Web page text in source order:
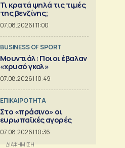
Τι κρατά ψηλά τις τιμές
της βενζίνης;
07.08.2026 | 11:00
BUSINESS OF SPORT
Μουντιάλ: Ποιοι έβαλαν
«χρυσό γκολ»
07.08.2026 | 10:49
ΕΠΙΚΑΙΡΟΤΗΤΑ
Στο «πράσινο» οι
ευρωπαϊκές αγορές
07.08.2026 | 10:36